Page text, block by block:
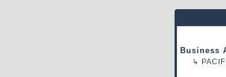
Business
↳